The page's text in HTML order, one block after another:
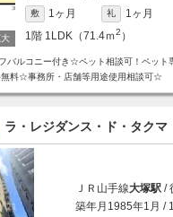
敷 1ヶ月 礼
1ヶ月
1階 1LDK（71.4ｍ2 ）
バルコニー付き☆ペット相談可！ペット
料☆事務所・店舗等用途使用相談可☆
ラ・レジダンス・ド・タクマ
ＪＲ山手線大塚駅 /
築年月1985年1月 /